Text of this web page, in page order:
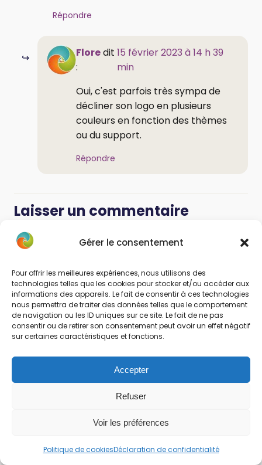
Gérer le consentement
Pour offrir les meilleures expériences, nous utilisons des
technologies telles que les cookies pour stocker et/ou accéder aux
informations des appareils. Le fait de consentir à ces technologies
nous permettra de traiter des données telles que le comportement
de navigation ou les ID uniques sur ce site. Le fait de ne pas
consentir ou de retirer son consentement peut avoir un effet négatif
sur certaines caractéristiques et fonctions.
Accepter
Refuser
Voir les préférences
Politique de cookiesDéclaration de confidentialité
Répondre
Floredit
:
15 février 2023 à 14 h 39
min
Oui, c'est parfois très sympa de
décliner son logo en plusieurs
couleurs en fonction des thèmes
ou du support.
Répondre
Laisser un commentaire
Votre adresse e-mail ne sera pas publiée.